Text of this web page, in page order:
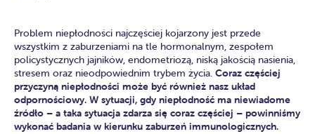
Problem niepłodności najczęściej kojarzony jest przede
wszystkim z zaburzeniami na tle hormonalnym, zespołem
policystycznych jajników, endometriozą, niską jakością nasienia,
stresem oraz nieodpowiednim trybem życia. Coraz częściej
przyczyną niepłodności może być również nasz układ
odpornościowy. W sytuacji, gdy niepłodność ma niewiadome
źródło – a taka sytuacja zdarza się coraz częściej – powinniśmy
wykonać badania w kierunku zaburzeń immunologicznych.